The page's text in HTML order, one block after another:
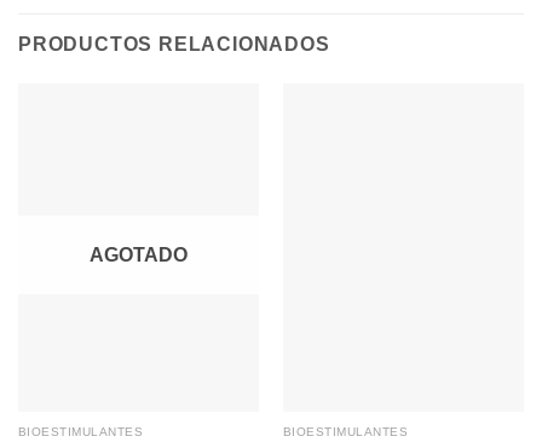
PRODUCTOS RELACIONADOS
AGOTADO
BIOESTIMULANTES BIOESTIMULANTES